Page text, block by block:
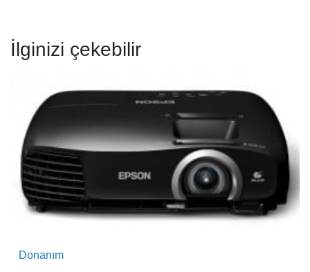
İlginizi çekebilir
Donanım